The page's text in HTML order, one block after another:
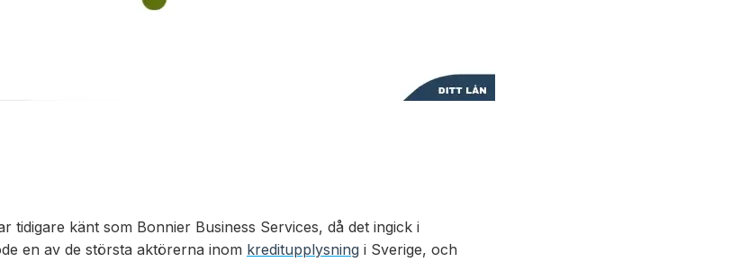
tidigare känt som Bonnier Business Services, då det ingick i
en av de största aktörerna inom kreditupplysning i Sverige, och